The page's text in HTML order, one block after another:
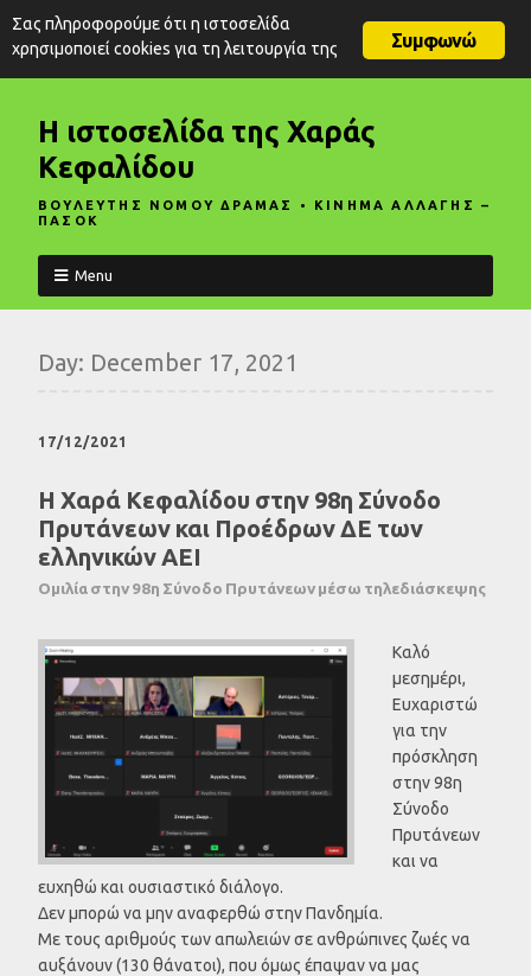
Η ιστοσελίδα της Χαράς
Κεφαλίδου
ΒΟΥΛΕΥΤΗΣ ΝΟΜΟΥ ΔΡΑΜΑΣ • ΚΙΝΗΜΑ ΑΛΛΑΓΗΣ –
ΠΑΣΟΚ
Menu
Day: December 17, 2021
17/12/2021
Η Χαρά Κεφαλίδου στην 98η Σύνοδο
Πρυτάνεων και Προέδρων ΔΕ των
ελληνικών ΑΕΙ
Ομιλία στην 98η Σύνοδο Πρυτάνεων μέσω τηλεδιάσκεψης
Καλό
μεσημέρι,
Ευχαριστώ
για την
πρόσκληση
στην 98η
Σύνοδο
Πρυτάνεων
και να
ευχηθώ και ουσιαστικό διάλογο.
Δεν μπορώ να μην αναφερθώ στην Πανδημία.
Με τους αριθμούς των απωλειών σε ανθρώπινες ζωές να
αυξάνουν (130 θάνατοι), που όμως έπαψαν να μας
Συμφωνώ
Σας πληροφορούμε ότι η ιστοσελίδα
χρησιμοποιεί cookies για τη λειτουργία της